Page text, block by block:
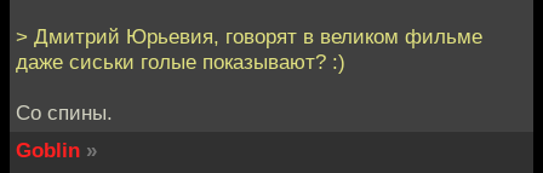
> Дмитрий Юрьевия, говорят в великом фильме
даже сиськи голые показывают? :)
Со спины.
Goblin »